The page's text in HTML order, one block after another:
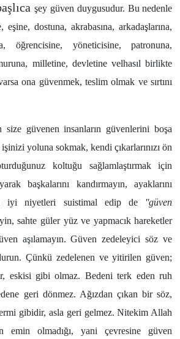
şey güven duygusudur. Bu nedenle
eşine, dostuna, akrabasına, arkadaşlarına,
öğrencisine, yöneticisine, patronuna,
milletine, devletine velhasıl birlikte
ona güvenmek, teslim olmak ve sırtını
insanların güvenlerini boşa
yoluna sokmak, kendi çıkarlarınızı ön
koltuğu sağlamlaştırmak için
başkalarını kandırmayın, ayaklarını
iyi niyetleri suistimal edip de
''güven
sahte güler yüz ve yapmacık hareketler
aşılamayın. Güven zedeleyici söz ve
Çünkü zedelenen ve yitirilen güven;
eskisi gibi olmaz. Bedeni terk eden ruh
geri dönmez. Ağızdan çıkan bir söz,
gibidir, asla geri gelmez. Nitekim Allah
emin olmadığı, yani çevresine güven